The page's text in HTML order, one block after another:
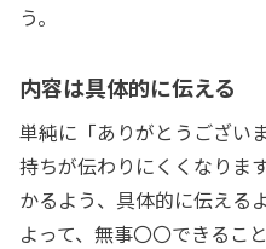
う。
内容は具体的に伝える
単純に「ありがとうござい
持ちが伝わりにくくなりま
かるよう、具体的に伝える
よって、無事〇〇できるこ